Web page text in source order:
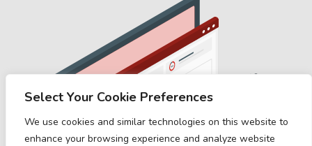
Select Your Cookie Preferences
We use cookies and similar technologies on this website to
enhance your browsing experience and analyze website